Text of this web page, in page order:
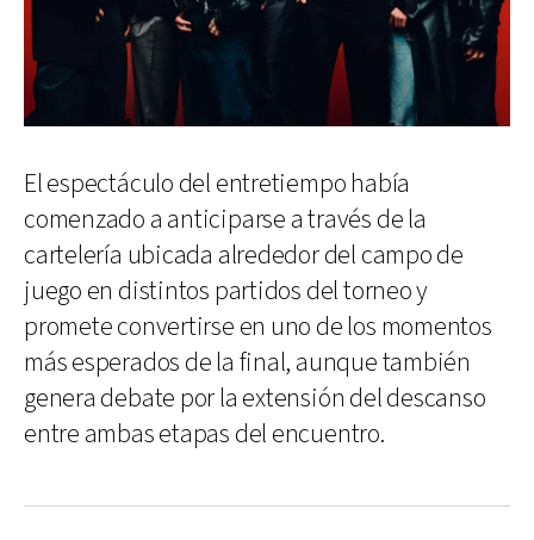
El espectáculo del entretiempo había
comenzado a anticiparse a través de la
cartelería ubicada alrededor del campo de
juego en distintos partidos del torneo y
promete convertirse en uno de los momentos
más esperados de la final, aunque también
genera debate por la extensión del descanso
entre ambas etapas del encuentro.